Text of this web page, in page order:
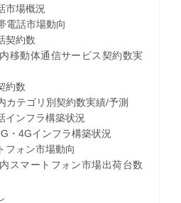
場概況
市場動向
約数
体通信サービス契約数実
約数
ゴリ別契約数実績/予測
ンフラ構築状況
インフラ構築状況
ォン市場動向
ートフォン市場出荷台数